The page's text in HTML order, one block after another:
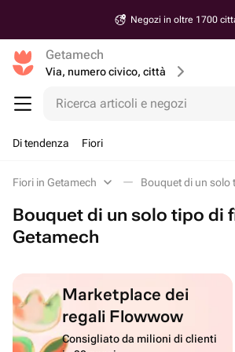
Negozi in oltre 1700
Getamech
Via, numero civico, città
Ricerca articoli e negozi
Di tendenza Fiori
Fiori in Getamech Bouquet di un solo
Bouquet di un solo tipo di
Getamech
Marketplace dei
regali Flowwow
Consigliato da milioni di clienti